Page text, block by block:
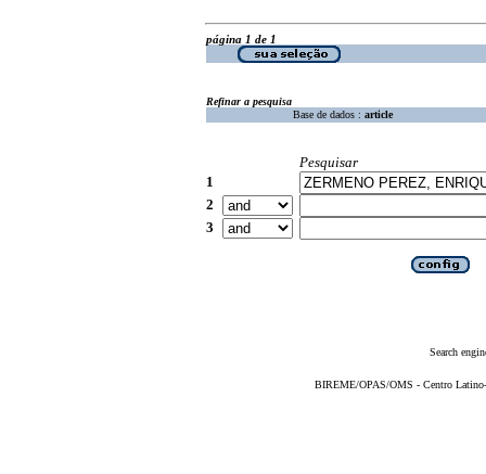
página 1 de 1
Refinar a pesquisa
Base de dados : article
Pesquisar
1
2
3
Search
BIREME/OPAS/OMS - Centro Latino-